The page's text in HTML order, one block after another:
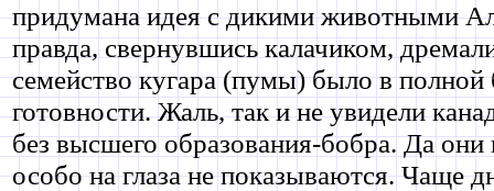
придумана идея с дикими животными
правда, свернувшись калачиком,
семейство кугара (пумы) было в полной
готовности. Жаль, так и не увидели
без высшего образования-бобра. Да они
особо на глаза не показываются. Чаще